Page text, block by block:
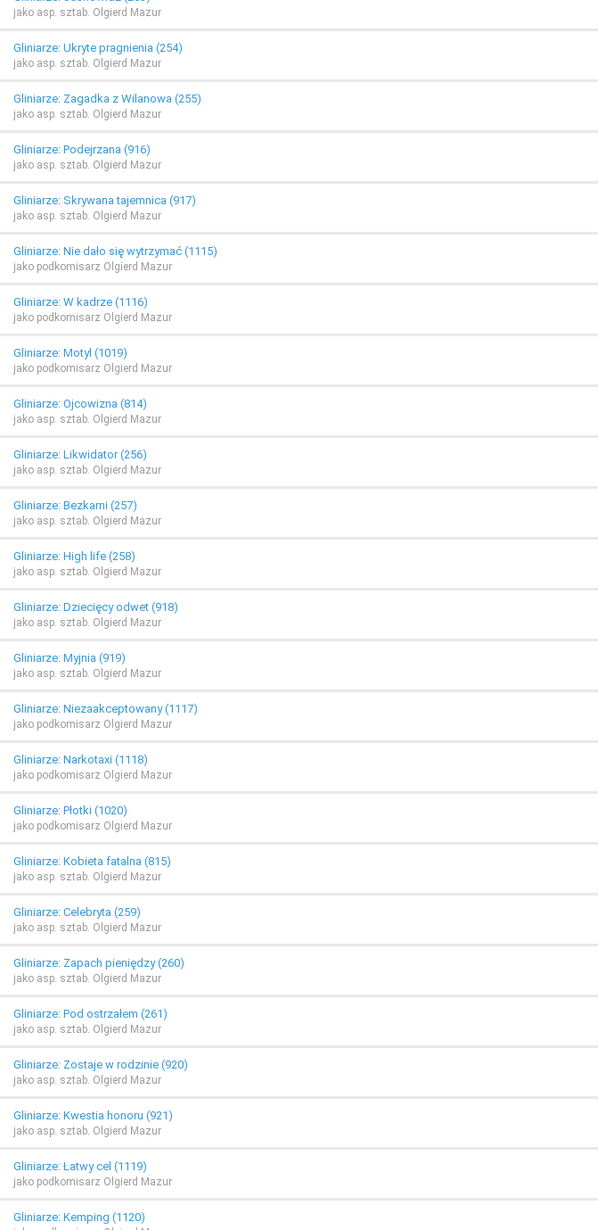
jako asp. sztab. Olgierd Mazur
Gliniarze: Ukryte pragnienia (254)
jako asp. sztab. Olgierd Mazur
Gliniarze: Zagadka z Wilanowa (255)
jako asp. sztab. Olgierd Mazur
Gliniarze: Podejrzana (916)
jako asp. sztab. Olgierd Mazur
Gliniarze: Skrywana tajemnica (917)
jako asp. sztab. Olgierd Mazur
Gliniarze: Nie dało się wytrzymać (1115)
jako podkomisarz Olgierd Mazur
Gliniarze: W kadrze (1116)
jako podkomisarz Olgierd Mazur
Gliniarze: Motyl (1019)
jako podkomisarz Olgierd Mazur
Gliniarze: Ojcowizna (814)
jako asp. sztab. Olgierd Mazur
Gliniarze: Likwidator (256)
jako asp. sztab. Olgierd Mazur
Gliniarze: Bezkarni (257)
jako asp. sztab. Olgierd Mazur
Gliniarze: High life (258)
jako asp. sztab. Olgierd Mazur
Gliniarze: Dziecięcy odwet (918)
jako asp. sztab. Olgierd Mazur
Gliniarze: Myjnia (919)
jako asp. sztab. Olgierd Mazur
Gliniarze: Niezaakceptowany (1117)
jako podkomisarz Olgierd Mazur
Gliniarze: Narkotaxi (1118)
jako podkomisarz Olgierd Mazur
Gliniarze: Płotki (1020)
jako podkomisarz Olgierd Mazur
Gliniarze: Kobieta fatalna (815)
jako asp. sztab. Olgierd Mazur
Gliniarze: Celebryta (259)
jako asp. sztab. Olgierd Mazur
Gliniarze: Zapach pieniędzy (260)
jako asp. sztab. Olgierd Mazur
Gliniarze: Pod ostrzałem (261)
jako asp. sztab. Olgierd Mazur
Gliniarze: Zostaje w rodzinie (920)
jako asp. sztab. Olgierd Mazur
Gliniarze: Kwestia honoru (921)
jako asp. sztab. Olgierd Mazur
Gliniarze: Łatwy cel (1119)
jako podkomisarz Olgierd Mazur
Gliniarze: Kemping (1120)